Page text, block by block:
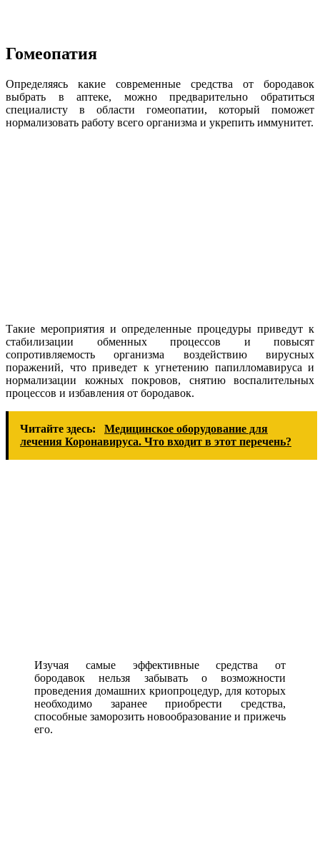
Гомеопатия
Определяясь какие современные средства от бородавок
выбрать в аптеке, можно предварительно обратиться
специалисту в области гомеопатии, который поможет
нормализовать работу всего организма и укрепить иммунитет.
Такие мероприятия и определенные процедуры приведут к
стабилизации обменных процессов и повысят
сопротивляемость организма воздействию вирусных
поражений, что приведет к угнетению папилломавируса и
нормализации кожных покровов, снятию воспалительных
процессов и избавления от бородавок.
Читайте здесь:
Медицинское оборудование для
лечения Коронавируса. Что входит в этот перечень?
Изучая самые эффективные средства от
бородавок нельзя забывать о возможности
проведения домашних криопроцедур, для которых
необходимо заранее приобрести средства,
способные заморозить новообразование и прижечь
его.